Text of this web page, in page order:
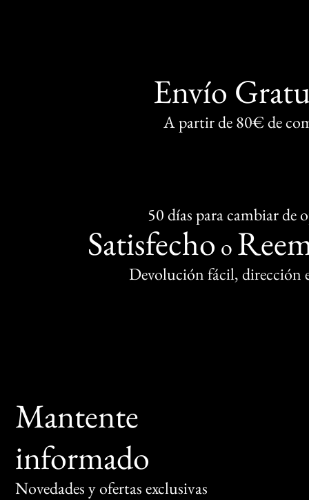
Envío
A partir de 80€ de
50 días para cambiar de
Satisfecho o
Devolución fácil, dirección
Mantente
informado
Novedades y ofertas exclusivas